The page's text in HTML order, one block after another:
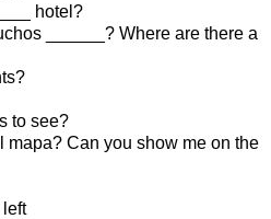
hotel?
______? Where are there a
to see?
mapa? Can you show me on the
left